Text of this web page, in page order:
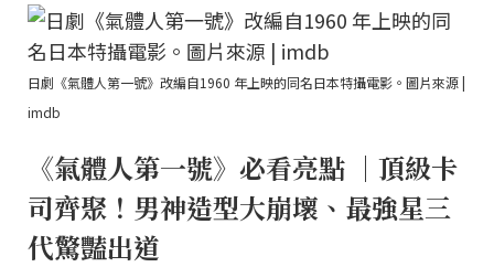
日劇《氣體人第一號》改編自1960 年上映的同名日本特攝電影。圖片來源 |
imdb
《氣體人第一號》必看亮點 ｜頂級卡
司齊聚！男神造型大崩壞、最強星三
代驚豔出道